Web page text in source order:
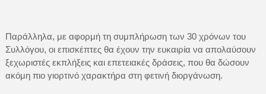
Παράλληλα, με αφορμή τη συμπλήρωση των 30 χρόνων του
Συλλόγου, οι επισκέπτες θα έχουν την ευκαιρία να απολαύσουν
ξεχωριστές εκπλήξεις και επετειακές δράσεις, που θα δώσουν
ακόμη πιο γιορτινό χαρακτήρα στη φετινή διοργάνωση.